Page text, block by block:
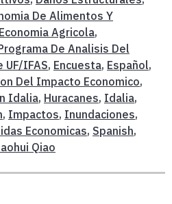
De Alimentos Y
Economia Agricola,
De Analisis Del
UF/IFAS, Encuesta, Español,
Del Impacto Economico,
Idalia, Huracanes, Idalia,
, Impactos, Inundaciones,
Economicas, Spanish,
Qiao